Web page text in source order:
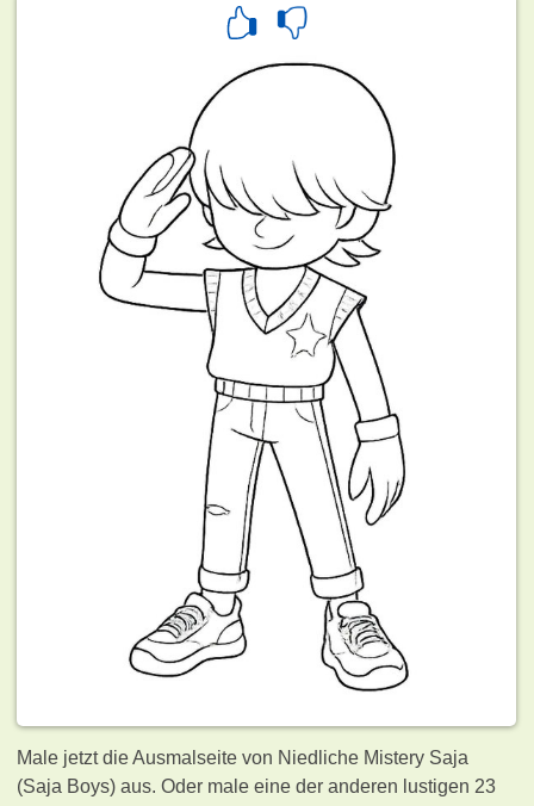
Male jetzt die Ausmalseite von Niedliche Mistery Saja
(Saja Boys) aus. Oder male eine der anderen lustigen 23